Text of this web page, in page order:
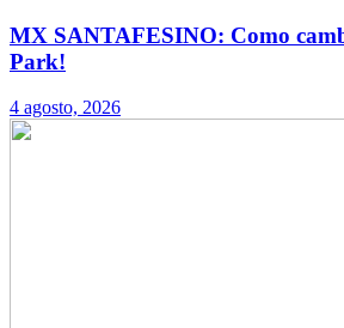
MX SANTAFESINO: Como
Park!
4 agosto, 2026